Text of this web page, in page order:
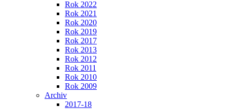
Rok 2022
Rok 2021
Rok 2020
Rok 2019
Rok 2017
Rok 2013
Rok 2012
Rok 2011
Rok 2010
Rok 2009
Archiv
2017-18